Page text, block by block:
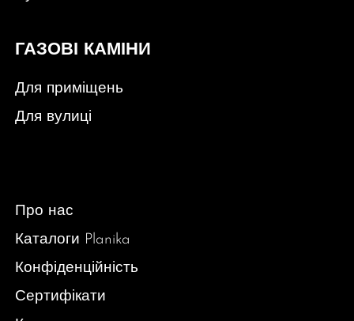
ГАЗОВІ КАМІНИ
Для приміщень
Для вулиці
Про нас
Каталоги Planika
Конфіденційність
Сертифікати